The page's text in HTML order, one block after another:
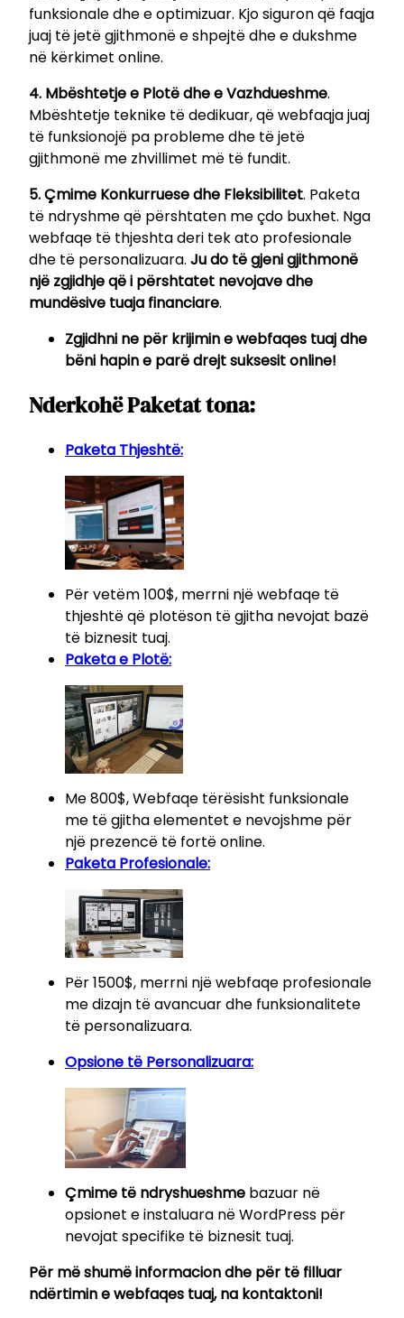
funksionale dhe e optimizuar. Kjo siguron që faqja
juaj të jetë gjithmonë e shpejtë dhe e dukshme
në kërkimet online.
4. Mbështetje e Plotë dhe e Vazhdueshme.
Mbështetje teknike të dedikuar, që webfaqja juaj
të funksionojë pa probleme dhe të jetë
gjithmonë me zhvillimet më të fundit.
5. Çmime Konkurruese dhe Fleksibilitet. Paketa
të ndryshme që përshtaten me çdo buxhet. Nga
webfaqe të thjeshta deri tek ato profesionale
dhe të personalizuara. Ju do të gjeni gjithmonë
një zgjidhje që i përshtatet nevojave dhe
mundësive tuaja financiare.
Zgjidhni ne për krijimin e webfaqes tuaj dhe
bëni hapin e parë drejt suksesit online!
Nderkohë Paketat tona:
Paketa Thjeshtë:
Për vetëm 100$, merrni një webfaqe të
thjeshtë që plotëson të gjitha nevojat bazë
të biznesit tuaj.
Paketa e Plotë:
Me 800$, Webfaqe tërësisht funksionale
me të gjitha elementet e nevojshme për
një prezencë të fortë online.
Paketa Profesionale:
Për 1500$, merrni një webfaqe profesionale
me dizajn të avancuar dhe funksionalitete
të personalizuara.
Opsione të Personalizuara:
Çmime të ndryshueshme bazuar në
opsionet e instaluara në WordPress për
nevojat specifike të biznesit tuaj.
Për më shumë informacion dhe për të filluar
ndërtimin e webfaqes tuaj, na kontaktoni!